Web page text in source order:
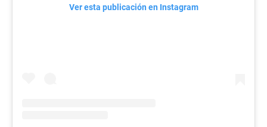
Ver esta publicación en Instagram